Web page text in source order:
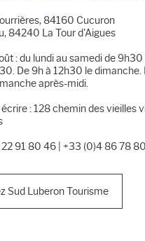
84160 Cucuron
84240 La Tour d'Aigues
: du lundi au samedi de
De 9h à 12h30 le dimanche.
après-midi.
: 128 chemin des vieilles
22 91 80 46 | +33 (0)4 86 78
Sud Luberon Tourisme